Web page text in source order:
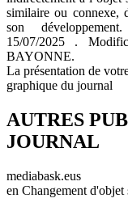
similaire ou connexe,
son
15/07/2025 .
BAYONNE.
La présentation de
graphique du journal
AUTRES
JOURNAL
mediabask.eus
en Changement d'objet